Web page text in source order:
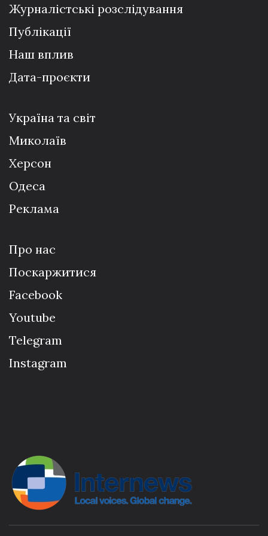
Журналістські розслідування
Публікації
Наш вплив
Дата-проєкти
Україна та світ
Миколаїв
Херсон
Одеса
Реклама
Про нас
Поскаржитися
Facebook
Youtube
Telegram
Instagram